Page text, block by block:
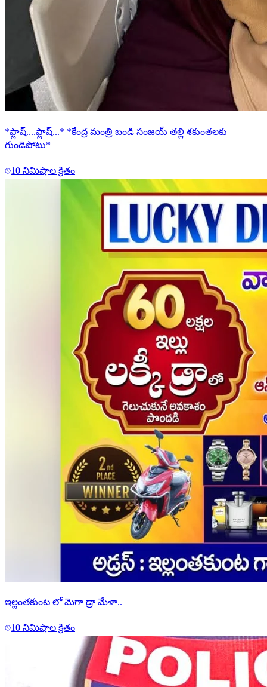
*ఫ్లాష్....ఫ్లాష్...* *కేంద్ర మంత్రి బండి సంజయ్ తల్లి శకుంతలకు
గుండెపోటు*
10 నిమిషాల క్రితం
ఇల్లంతకుంట లో మెగా డ్రా మేళా..
10 నిమిషాల క్రితం